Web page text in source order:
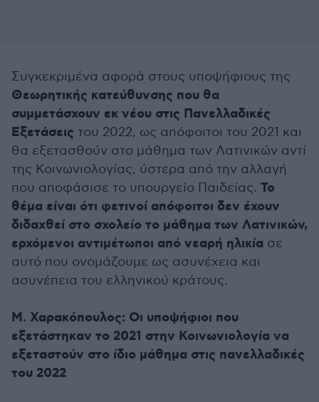
Συγκεκριμένα αφορά στους υποψήφιους της
Θεωρητικής κατεύθυνσης που θα
συμμετάσχουν εκ νέου στις Πανελλαδικές
Εξετάσεις του 2022, ως απόφοιτοι του 2021 και
θα εξετασθούν στο μάθημα των Λατινικών αντί
της Κοινωνιολογίας, ύστερα από την αλλαγή
που αποφάσισε το υπουργείο Παιδείας. Το
θέμα είναι ότι φετινοί απόφοιτοι δεν έχουν
διδαχθεί στο σχολείο το μάθημα των Λατινικών,
ερχόμενοι αντιμέτωποι από νεαρή ηλικία σε
αυτό που ονομάζουμε ως ασυνέχεια και
ασυνέπεια του ελληνικού κράτους.
Μ. Χαρακόπουλος: Οι υποψήφιοι που
εξετάστηκαν το 2021 στην Κοινωνιολογία να
εξεταστούν στο ίδιο μάθημα στις πανελλαδικές
του 2022